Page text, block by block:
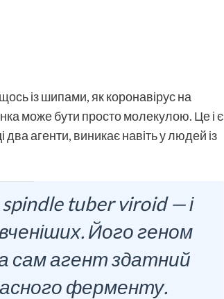
із шипами, як коронавірус на
може бути просто молекулою. Це і є
агенти, виникає навіть у людей із
tuber viroid — і
Його геном
сам агент здатний
ферменту.